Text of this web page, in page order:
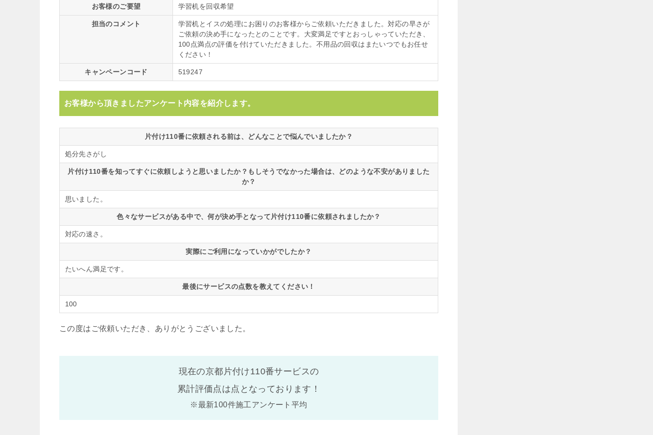
お客様のご要望 学習机を回収希望
担当のコメント
学習机とイスの処理にお困りのお客様からご依頼いただきました。対応の早さが
ご依頼の決め手になったとのことです。大変満足ですとおっしゃっていただき、
100点満点の評価を付けていただきました。不用品の回収はまたいつでもお任せ
ください！
キャンペーンコード 519247
お客様から頂きましたアンケート内容を紹介します。
片付け110番に依頼される前は、どんなことで悩んでいましたか？
処分先さがし
片付け110番を知ってすぐに依頼しようと思いましたか？もしそうでなかった場合は、どのような不安がありました
か？
思いました。
色々なサービスがある中で、何が決め手となって片付け110番に依頼されましたか？
対応の速さ。
実際にご利用になっていかがでしたか？
たいへん満足です。
最後にサービスの点数を教えてください！
100
この度はご依頼いただき、ありがとうございました。
現在の京都片付け110番サービスの
累計評価点は点となっております！
※最新100件施工アンケート平均